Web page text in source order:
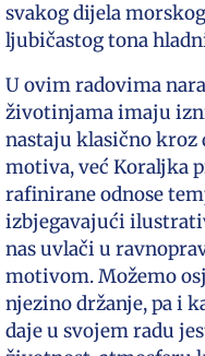
svakog dijela
ljubičastog tona
U ovim radovima
životinjama imaju
nastaju klasično
motiva, već Koraljka
rafinirane odnose
izbjegavajući
nas uvlači u
motivom. Možemo
njezino držanje, pa i
daje u svojem radu